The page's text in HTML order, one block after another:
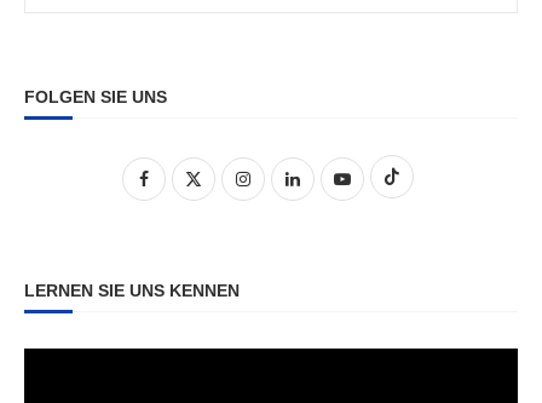
FOLGEN SIE UNS
LERNEN SIE UNS KENNEN